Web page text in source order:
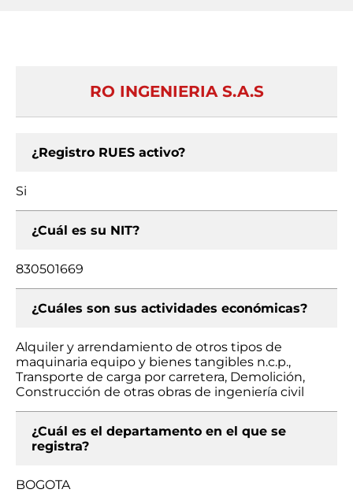
RO INGENIERIA S.A.S
¿Registro RUES activo?
Si
¿Cuál es su NIT?
830501669
¿Cuáles son sus actividades económicas?
Alquiler y arrendamiento de otros tipos de
maquinaria equipo y bienes tangibles n.c.p.,
Transporte de carga por carretera, Demolición,
Construcción de otras obras de ingeniería civil
¿Cuál es el departamento en el que se
registra?
BOGOTA